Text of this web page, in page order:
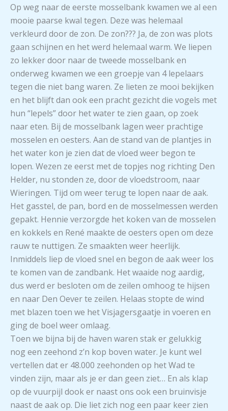
Op weg naar de eerste mosselbank kwamen we al een
mooie paarse kwal tegen. Deze was helemaal
verkleurd door de zon. De zon??? Ja, de zon was plots
gaan schijnen en het werd helemaal warm. We liepen
zo lekker door naar de tweede mosselbank en
onderweg kwamen we een groepje van 4 lepelaars
tegen die niet bang waren. Ze lieten ze mooi bekijken
en het blijft dan ook een pracht gezicht die vogels met
hun “lepels” door het water te zien gaan, op zoek
naar eten. Bij de mosselbank lagen weer prachtige
mosselen en oesters. Aan de stand van de plantjes in
het water kon je zien dat de vloed weer begon te
lopen. Wezen ze eerst met de topjes nog richting Den
Helder, nu stonden ze, door de vloedstroom, naar
Wieringen. Tijd om weer terug te lopen naar de aak.
Het gasstel, de pan, bord en de mosselmessen werden
gepakt. Hennie verzorgde het koken van de mosselen
en kokkels en René maakte de oesters open om deze
rauw te nuttigen. Ze smaakten weer heerlijk.
Inmiddels liep de vloed snel en begon de aak weer los
te komen van de zandbank. Het waaide nog aardig,
dus werd er besloten om de zeilen omhoog te hijsen
en naar Den Oever te zeilen. Helaas stopte de wind
met blazen toen we het Visjagersgaatje in voeren en
ging de boel weer omlaag.
Toen we bijna bij de haven waren stak er gelukkig
nog een zeehond z’n kop boven water. Je kunt wel
vertellen dat er 48.000 zeehonden op het Wad te
vinden zijn, maar als je er dan geen ziet… En als klap
op de vuurpijl dook er naast ons ook een bruinvisje
naast de aak op. Die liet zich nog een paar keer zien